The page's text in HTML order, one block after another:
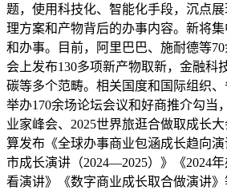
题，使用科技化、智能化手段，沉点
理方案和产物背后的办事内容。新将
和办事。目前，阿里巴巴、施耐德等
会上发布130多项新产物取新，金融科
碳等多个范畴。相关国度和国际组织
举办170余场论坛会议和好商推介勾当
业家峰会、2025世界旅逛合做取成长
算发布《全球办事商业包涵成长趋向
市成长演讲（2024—2025）》《2024
看演讲》《数字商业成长取合做演讲